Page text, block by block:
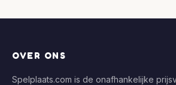
OVER ONS
Spelplaats.com is de onafhankelijke